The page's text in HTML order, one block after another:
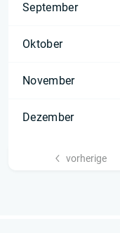
September
Oktober
November
Dezember
vorherige